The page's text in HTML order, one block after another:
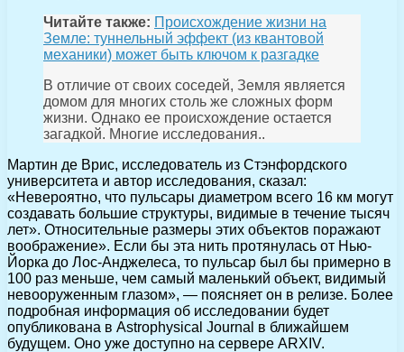
Читайте также: Происхождение жизни на
Земле: туннельный эффект (из квантовой
механики) может быть ключом к разгадке
В отличие от своих соседей, Земля является
домом для многих столь же сложных форм
жизни. Однако ее происхождение остается
загадкой. Многие исследования..
Мартин де Врис, исследователь из Стэнфордского
университета и автор исследования, сказал:
«Невероятно, что пульсары диаметром всего 16 км могут
создавать большие структуры, видимые в течение тысяч
лет». Относительные размеры этих объектов поражают
воображение». Если бы эта нить протянулась от Нью-
Йорка до Лос-Анджелеса, то пульсар был бы примерно в
100 раз меньше, чем самый маленький объект, видимый
невооруженным глазом», — поясняет он в релизе. Более
подробная информация об исследовании будет
опубликована в Astrophysical Journal в ближайшем
будущем. Оно уже доступно на сервере ARXIV.